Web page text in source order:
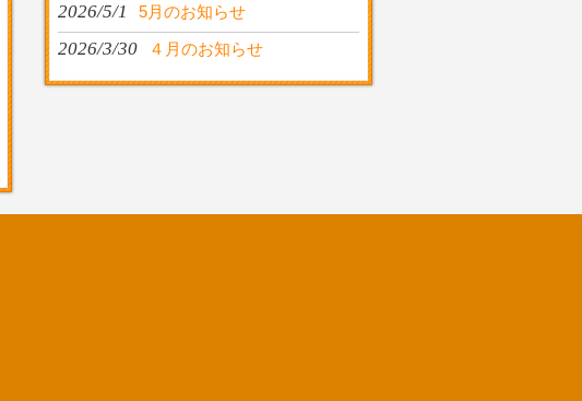
2026/5/1 5月のお知らせ
2026/3/30 ４月のお知らせ